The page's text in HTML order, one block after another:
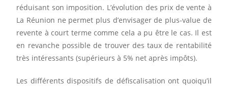
réduisant son imposition. L’évolution des prix de vente à
La Réunion ne permet plus d’envisager de plus-value de
revente à court terme comme cela a pu être le cas. Il est
en revanche possible de trouver des taux de rentabilité
très intéressants (supérieurs à 5% net après impôts).
Les différents dispositifs de défiscalisation ont quoiqu’il